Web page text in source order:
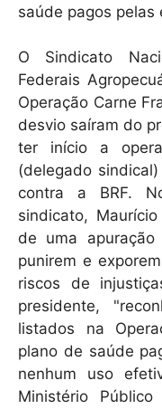
saúde pagos pelas
O Sindicato
Federais
Operação Carne
desvio saíram do
ter início a
(delegado
contra a BRF.
sindicato,
de uma
punirem e
riscos de
presidente,
listados na
plano de saúde
nenhum uso
Ministério